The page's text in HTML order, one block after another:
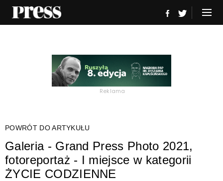
Reklama
POWRÓT DO ARTYKUŁU
Galeria - Grand Press Photo 2021,
fotoreportaż - I miejsce w kategorii
ŻYCIE CODZIENNE